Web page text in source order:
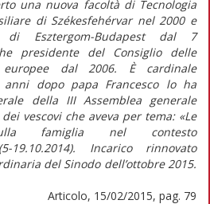
una nuova facoltà di Tecnologia
di Székesfehérvar nel 2000 e
di Esztergom-Budapest dal 7
presidente del Consiglio delle
europee dal 2006. È cardinale
anni dopo papa Francesco lo ha
della III Assemblea generale
vescovi che aveva per tema: «Le
famiglia nel contesto
19.10.2014). Incarico rinnovato
del Sinodo dell’ottobre 2015.
Articolo, 15/02/2015, pag. 79